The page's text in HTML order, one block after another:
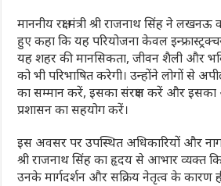
माननीय रक्षा मंत्री श्री राजनाथ सिंह ने
हुए कहा कि यह परियोजना केवल
यह शहर की मानसिकता, जीवन शैली और
को भी परिभाषित करेगी। उन्होंने लोगों से
का सम्मान करें, इसका संरक्षण करें और
प्रशासन का सहयोग करें।
इस अवसर पर उपस्थित अधिकारियों और
श्री राजनाथ सिंह का हृदय से आभार व्यक्त
उनके मार्गदर्शन और सक्रिय नेतृत्व के